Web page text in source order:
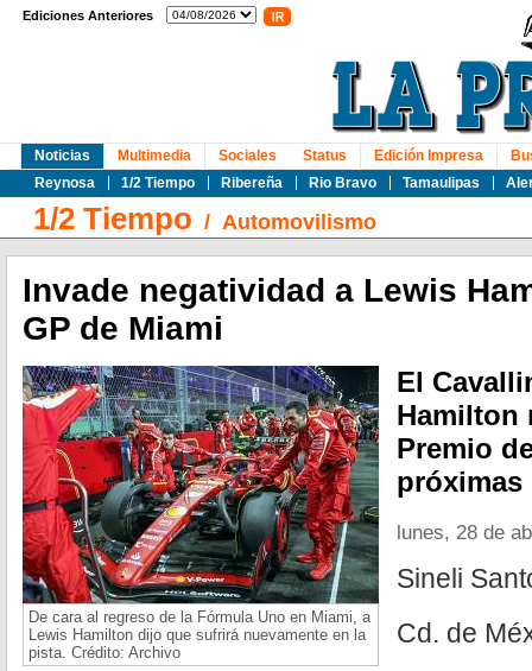
Ediciones Anteriores
Noticias
Reynosa
1/2 Tiempo Ribereña Rio Bravo Tamaulipas
Multimedia Sociales Status Edición Impresa
1/2 Tiempo / Automovilismo
Invade negatividad a Lewis
GP de Miami
De cara al regreso de la Fórmula Uno en Miami, a
Lewis Hamilton dijo que sufrirá nuevamente en la
pista. Crédito: Archivo
El
Hamilton
Premio
próximas
lunes, 28 de
Sineli
Cd. de